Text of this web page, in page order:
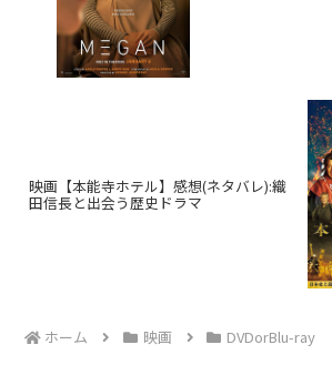
映画【本能寺ホテル】感想(ネタバレ):織
田信長と出会う歴史ドラマ
ホーム 映画 DVDorBlu-ray